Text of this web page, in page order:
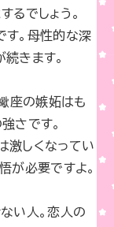
るでしょう。
。母性的な深
きます。
座の嫉妬はも
さです。
激しくなってい
が必要ですよ。
い人。恋人の